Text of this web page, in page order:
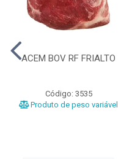
ACEM BOV RF FRIALTO
Código: 3535
Produto de peso variável